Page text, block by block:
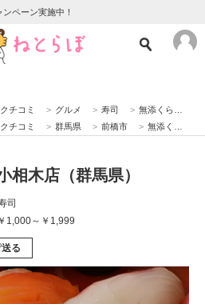
ペーン実施中！
クイズ
教育・育児
リサーチ
チコミ > グルメ > 寿司 > 無添くら寿司 前橋小相木店（群馬県）
チコミ > 群馬県 > 前橋市 > 無添くら寿司 前橋小相木店（群馬県）
相木店（群馬県）
司
1,000～￥1,999
送る